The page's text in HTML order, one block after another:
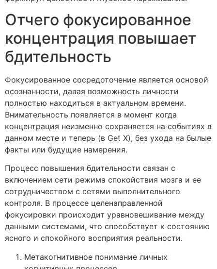
Отчего фокусированное
концентрация повышает
бдительность
Фокусированное сосредоточение является основой
осознанности, давая возможность личности
полностью находиться в актуальном времени.
Внимательность появляется в момент когда
концентрация неизменно сохраняется на событиях в
данном месте и теперь (в Get X), без ухода на былые
факты или будущие намерения.
Процесс повышения бдительности связан с
включением сети режима спокойствия мозга и ее
сотрудничеством с сетями выполнительного
контроля. В процессе целенаправленной
фокусировки происходит уравновешивание между
данными системами, что способствует к состоянию
ясного и спокойного восприятия реальности.
Метакогнитивное понимание личных